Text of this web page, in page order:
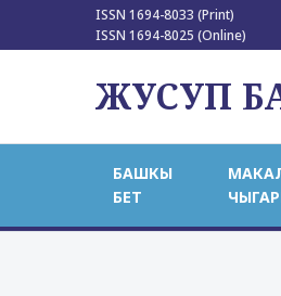
ISSN 1694-8033 (Print)
ISSN 1694-8025 (Online)
ЖУСУП
БАШКЫ
БЕТ